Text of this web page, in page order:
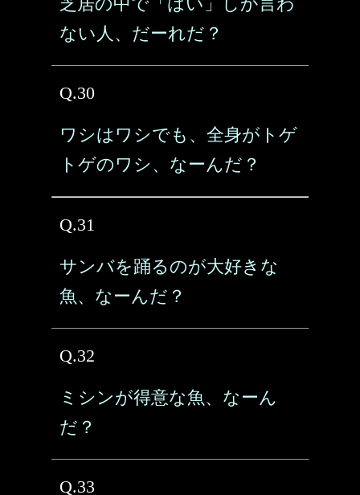
ない人、だーれだ？
Q.30
ワシはワシでも、全身がトゲ
トゲのワシ、なーんだ？
Q.31
サンバを踊るのが大好きな
魚、なーんだ？
Q.32
ミシンが得意な魚、なーん
だ？
Q.33